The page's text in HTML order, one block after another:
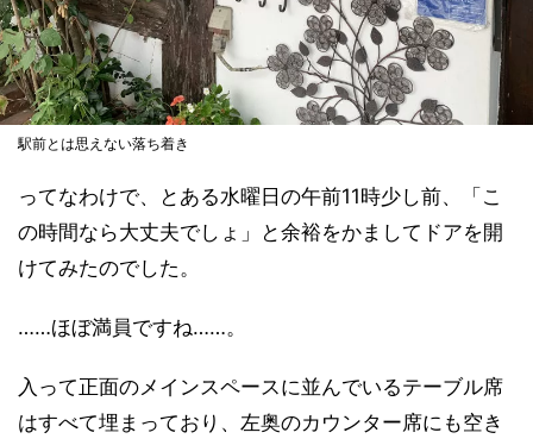
駅前とは思えない落ち着き
ってなわけで、とある水曜日の午前11時少し前、「こ
の時間なら大丈夫でしょ」と余裕をかましてドアを開
けてみたのでした。
……ほぼ満員ですね……。
入って正面のメインスペースに並んでいるテーブル席
はすべて埋まっており、左奥のカウンター席にも空き